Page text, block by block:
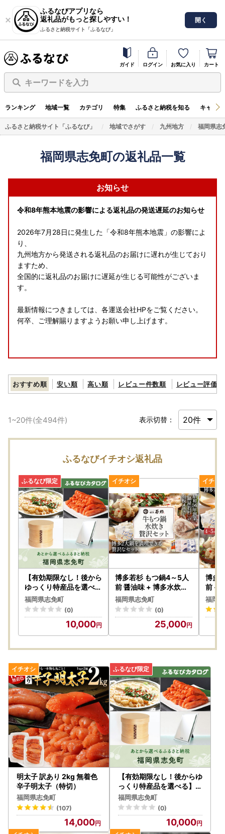
ふるなびアプリなら
返礼品がもっと探しやすい！
ふるさと納税サイト「ふるなび」
開く
ガイド ログイン お気に入り カート
キーワードを入力
ランキング 地域一覧 カテゴリ 特集 ふるさと納税を知る キャン
ふるさと納税サイト「ふるなび」 地域でさがす 九州地方 福岡県志
福岡県志免町の返礼品一覧
お知らせ
令和8年熊本地震の影響による返礼品の発送遅延のお知らせ
2026年7月28日に発生した「令和8年熊本地震」の影響によ
り、
九州地方から発送される返礼品のお届けに遅れが生じており
ますため、
全国的に返礼品のお届けに遅延が生じる可能性がございま
す。
最新情報につきましては、各運送会社HPをご覧ください。
何卒、ご理解賜りますようお願い申し上げます。
誠に勝手ながら、以下の期間、お問い合わせへの返信・返礼
ご不便をおかけしますが、何卒ご了承くださいませ。
8月13日（木）～8月16日（日）
---------------------
事務所移転に伴う休業日
8月24日（月）・8月25日（火）
※寄附申込は上記期間も受け付けております。
◆お問い合わせは窓口対応日に順次ご返信いたします。
◆事務所移転に伴う休業日（8月24日・25日）にお急ぎのご
用件がございましたら、志免町役場（TEL：092-935-185
4）までご連絡ください。
◆返礼品の発送については、各ページの記載内容をご確認く
ださい。
◆返礼品ページに記載の納期よりお時間をいただく場合がご
ざいます。
【窓口対応日：土日祝除く平日10時～17時】
ワンストップ特例申請書は、ダウンロードも可能です。お急
ぎの場合にはダウンロードください。
■ワンストップ特例申請書提出先
〒811-2292
福岡県糟屋郡志免町志免中央1丁目1番1号
志免町役場 ふるさと納税担当
TEL：092-935-1854
■オンラインワンストップ申請について
志免町へのワンストップ申請は、オンライン申請も可能で
す。
複数自治体の寄附もまとめて申請ができ、変更届もオンライ
おすすめ順 安い順 高い順 レビュー件数順 レビュー評価順
1~20件(全494件) 表示切替：
ふるなびイチオシ返礼品
【有効期限なし！後から
ゆっくり特産品を選べる
】福岡県志免町カタログ
ポイント
福岡県志免町
(0)
10,000
博多若杉 もつ鍋4～5人
前 醤油味 + 博多水炊き
4～5人前 セット ちゃん
ぽん 牛もつ鍋
福岡県志免町
(0)
25,000
博多
前 +
切れ
もつ
福岡
明太子 訳あり 2kg 無着色
辛子明太子（特切）
福岡県志免町
(107)
14,000
【有効期限なし！後からゆ
っくり特産品を選べる】福
岡県志免町カタログポイン
ト
福岡県志免町
(0)
10,000